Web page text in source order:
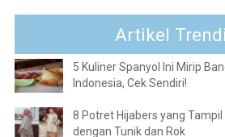
Artikel
5 Kuliner Spanyol Ini Mirip
Indonesia, Cek Sendiri!
8 Potret Hijabers yang
dengan Tunik dan Rok